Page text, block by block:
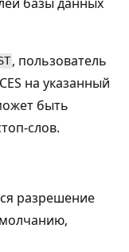
, пользователь
на указанный
быть
слов.
разрешение